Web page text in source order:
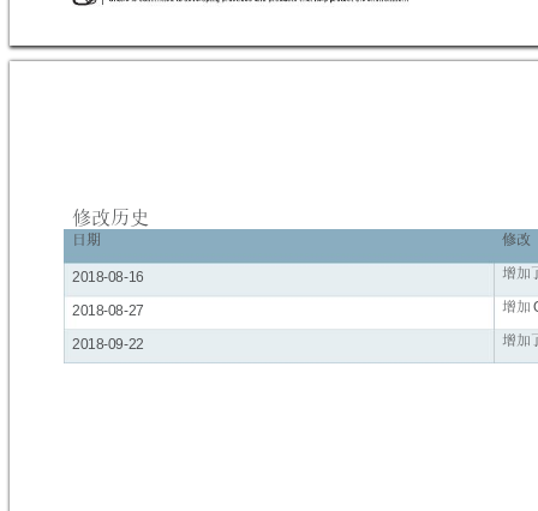
修改历史
日期 修改
2018-08-16 增加
2018-08-27 增加
201 8-09-22 增加